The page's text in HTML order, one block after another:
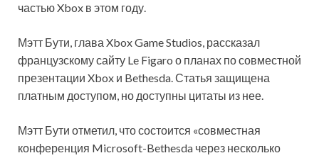
частью Xbox в этом году.
Мэтт Бути, глава Xbox Game Studios, рассказал
французскому сайту Le Figaro о планах по совместной
презентации Xbox и Bethesda. Статья защищена
платным доступом, но доступны цитаты из нее.
Мэтт Бути отметил, что состоится «совместная
конференция Microsoft-Bethesda через несколько